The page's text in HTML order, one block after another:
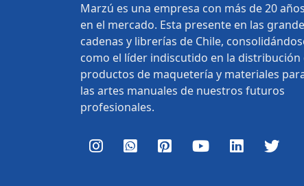
Marzú es una empresa con más de 20 años
en el mercado. Esta presente en las
cadenas y librerías de Chile,
como el líder indiscutido en la distribución
productos de maquetería y materiales
las artes manuales de nuestros futuros
profesionales.